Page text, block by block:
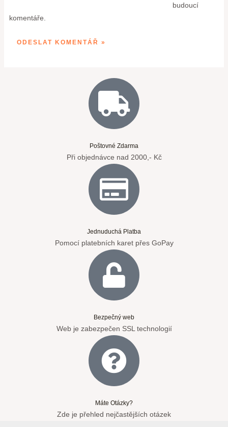
budoucí
komentáře.
Poštovné Zdarma
Při objednávce nad 2000,- Kč
Jednuduchá Platba
Pomocí platebních karet přes GoPay
Bezpečný web
Web je zabezpečen SSL technologií
Máte Otázky?
Zde je přehled nejčastějších otázek